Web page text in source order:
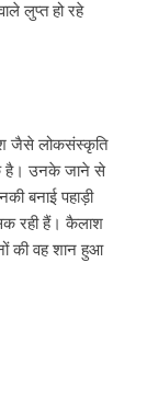
लुप्त हो रहे
जैसे लोकसंस्कृति
है। उनके जाने से
बनाई पहाड़ी
रही हैं। कैलाश
की वह शान हुआ